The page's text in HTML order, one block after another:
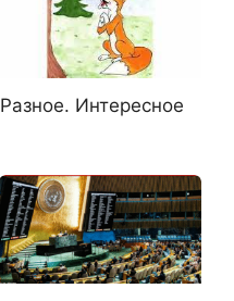
Разное. Интересное